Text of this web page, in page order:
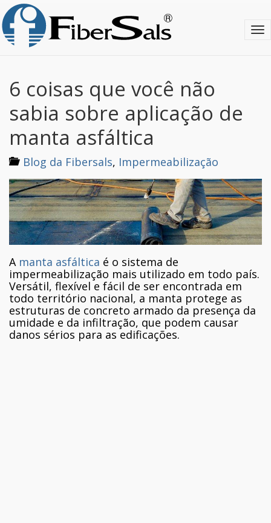
k
i
T
i
o
n
6 coisas que você não
sabia sobre aplicação de
manta asfáltica
Blog da Fibersals, Impermeabilização
A manta asfáltica é o sistema de
impermeabilização mais utilizado em todo país.
Versátil, flexível e fácil de ser encontrada em
todo território nacional, a manta protege as
estruturas de concreto armado da presença da
umidade e da infiltração, que podem causar
danos sérios para as edificações.